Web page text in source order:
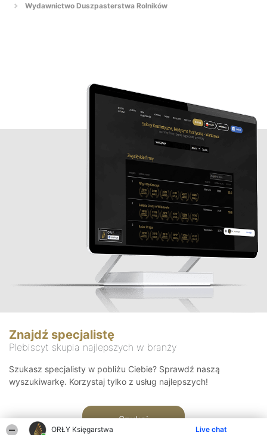
ORŁY Księgarstwa Live chat
Wydawnictwo Duszpasterstwa Rolników
Znajdź specjalistę
Plebiscyt skupia najlepszych w branży
Szukasz specjalisty w pobliżu Ciebie? Sprawdź naszą
wyszukiwarkę. Korzystaj tylko z usług najlepszych!
Szukaj